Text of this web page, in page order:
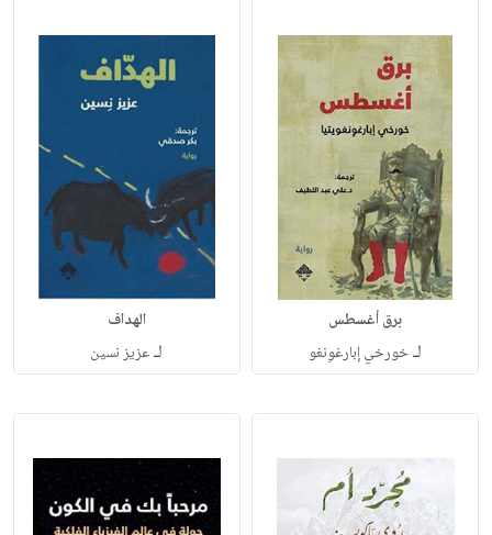
برق أغسطس
لـخورخي إبارغوِنغو
الهداف
لـعزيز نسين